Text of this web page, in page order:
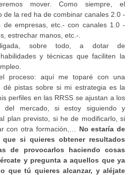
mover. Como siempre, el
de la red ha de combinar canales 2.0 -
de empresas, etc.- con canales 1.0 -
estrechar manos, etc.-.
sobre todo, a dotar de
y técnicas que faciliten la
proceso: aquí me toparé con una
dé pistas sobre si mi estrategia es la
perfiles en las RRSS se ajustan a los
del mercado, si estoy siguiendo y
plan previsto, si he de modificarlo, si
con otra formación,… No estaría de
que si quieres obtener resultados
de provocarlos haciendo cosas
y pregunta a aquellos que ya
que tú quieres alcanzar, y aléjate